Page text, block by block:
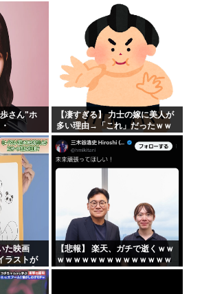
ショット
ト騒然！
...
歩さん"ホ
【凄すぎる】 力士の嫁に美人が
多い理由→「これ」だったｗｗ
ｗｗｗｗｗ
た映画
ラストが
木坂46】
【悲報】 楽天、ガチで逝くｗｗ
ｗｗｗｗｗｗｗｗｗｗｗｗｗｗ
ｗｗｗｗ